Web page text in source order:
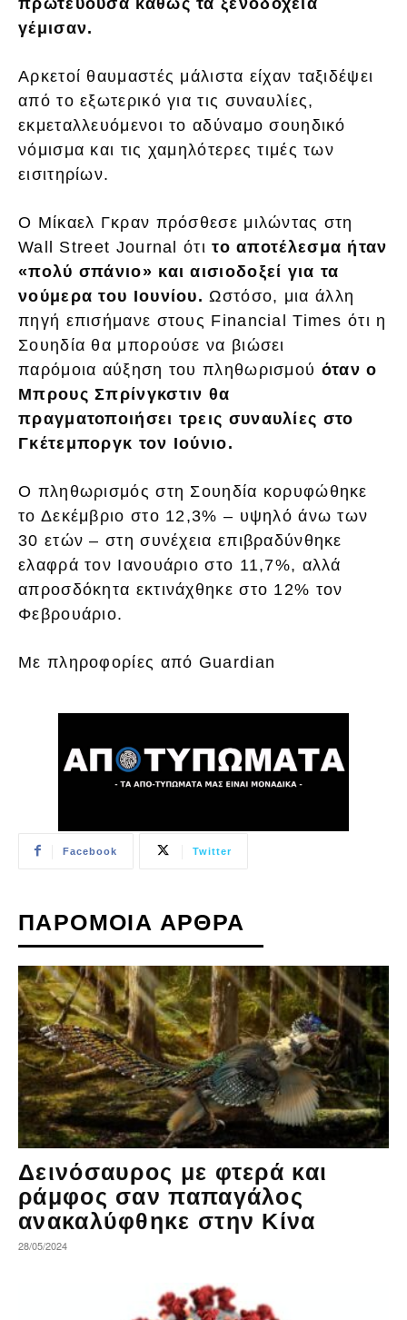
πρωτεύουσα καθώς τα ξενοδοχεία
γέμισαν.
Αρκετοί θαυμαστές μάλιστα είχαν ταξιδέψει
από το εξωτερικό για τις συναυλίες,
εκμεταλλευόμενοι το αδύναμο σουηδικό
νόμισμα και τις χαμηλότερες τιμές των
εισιτηρίων.
Ο Μίκαελ Γκραν πρόσθεσε μιλώντας στη
Wall Street Journal ότι το αποτέλεσμα ήταν
«πολύ σπάνιο» και αισιοδοξεί για τα
νούμερα του Ιουνίου.Ωστόσο, μια άλλη
πηγή επισήμανε στους Financial Times ότι η
Σουηδία θα μπορούσε να βιώσει
παρόμοια αύξηση του πληθωρισμού όταν ο
Μπρους Σπρίνγκστιν θα
πραγματοποιήσει τρεις συναυλίες στο
Γκέτεμποργκ τον Ιούνιο.
Ο πληθωρισμός στη Σουηδία κορυφώθηκε
το Δεκέμβριο στο 12,3% – υψηλό άνω των
30 ετών – στη συνέχεια επιβραδύνθηκε
ελαφρά τον Ιανουάριο στο 11,7%, αλλά
απροσδόκητα εκτινάχθηκε στο 12% τον
Φεβρουάριο.
Με πληροφορίες από Guardian
Facebook Twitter
ΠΑΡΟΜΟΙΑ ΑΡΘΡΑ
Δεινόσαυρος με φτερά και
ράμφος σαν παπαγάλος
ανακαλύφθηκε στην Κίνα
28/05/2024